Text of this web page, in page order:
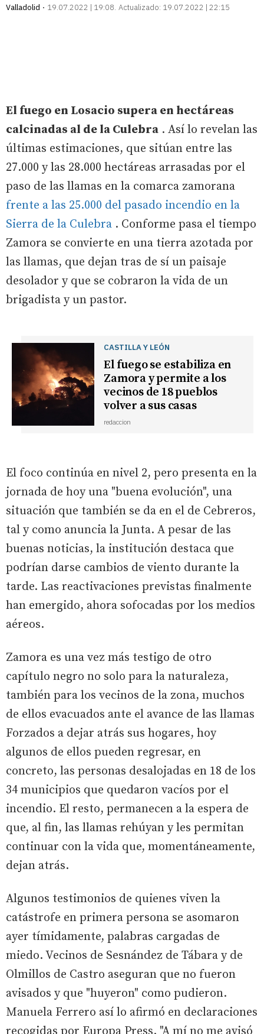
Valladolid
19.07.2022 | 19:08 Actualizado: 19.07.2022 | 22:15
El fuego en Losacio supera en hectáreas
calcinadas al de la Culebra . Así lo revelan las
últimas estimaciones, que sitúan entre las
27.000 y las 28.000 hectáreas arrasadas por el
paso de las llamas en la comarca zamorana
frente a las 25.000 del pasado incendio en la
Sierra de la Culebra . Conforme pasa el tiempo
Zamora se convierte en una tierra azotada por
las llamas, que dejan tras de sí un paisaje
desolador y que se cobraron la vida de un
brigadista y un pastor.
CASTILLA Y LEÓN
El fuego se estabiliza en
Zamora y permite a los
vecinos de 18 pueblos
volver a sus casas
redaccion
El foco continúa en nivel 2, pero presenta en la
jornada de hoy una "buena evolución", una
situación que también se da en el de Cebreros,
tal y como anuncia la Junta. A pesar de las
buenas noticias, la institución destaca que
podrían darse cambios de viento durante la
tarde. Las reactivaciones previstas finalmente
han emergido, ahora sofocadas por los medios
aéreos.
Zamora es una vez más testigo de otro
capítulo negro no solo para la naturaleza,
también para los vecinos de la zona, muchos
de ellos evacuados ante el avance de las llamas
Forzados a dejar atrás sus hogares, hoy
algunos de ellos pueden regresar, en
concreto, las personas desalojadas en 18 de los
34 municipios que quedaron vacíos por el
incendio. El resto, permanecen a la espera de
que, al fin, las llamas rehúyan y les permitan
continuar con la vida que, momentáneamente,
dejan atrás.
Algunos testimonios de quienes viven la
catástrofe en primera persona se asomaron
ayer tímidamente, palabras cargadas de
miedo. Vecinos de Sesnández de Tábara y de
Olmillos de Castro aseguran que no fueron
avisados y que "huyeron" como pudieron.
Manuela Ferrero así lo afirmó en declaraciones